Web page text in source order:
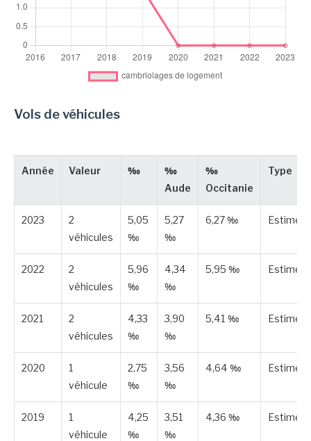
Vols de véhicules
Année Valeur ‰
‰
Aude
‰
Occitanie
Type
2023
2
véhicules
5,05
‰
5,27
‰
6,27 ‰ Estimée
2022
2
véhicules
5,96
‰
4,34
‰
5,95 ‰ Estimée
2021
2
véhicules
4,33
‰
3,90
‰
5,41 ‰ Estimée
2020
1
véhicule
2,75
‰
3,56
‰
4,64 ‰ Estimée
2019
1
véhicule
4,25
‰
3,51
‰
4,36 ‰ Estimée